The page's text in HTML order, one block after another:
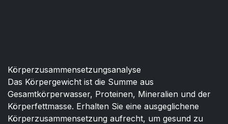
Körperzusammensetzungsanalyse
Das Körpergewicht ist die Summe aus
Gesamtkörperwasser, Proteinen, Mineralien und der
Körperfettmasse. Erhalten Sie eine ausgeglichene
Körperzusammensetzung aufrecht, um gesund zu